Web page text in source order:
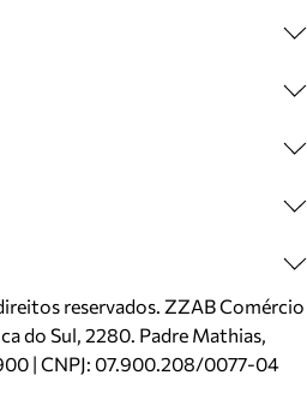
reservados. ZZAB Comércio
do Sul, 2280. Padre Mathias,
| CNPJ: 07.900.208/0077-04